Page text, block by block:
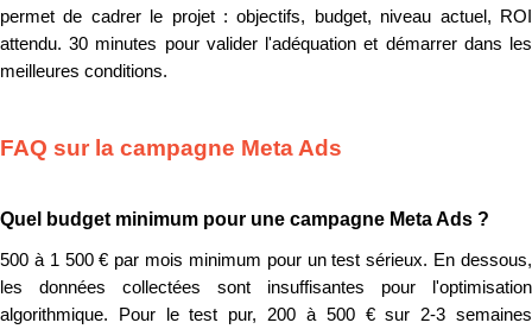
permet de cadrer le projet : objectifs, budget, niveau actuel, ROI
attendu. 30 minutes pour valider l'adéquation et démarrer dans les
meilleures conditions.
FAQ sur la campagne Meta Ads
Quel budget minimum pour une campagne Meta Ads ?
500 à 1 500 € par mois minimum pour un test sérieux. En dessous,
les données collectées sont insuffisantes pour l'optimisation
algorithmique. Pour le test pur, 200 à 500 € sur 2-3 semaines